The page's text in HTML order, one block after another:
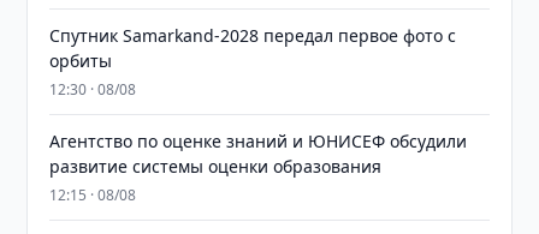
Спутник Samarkand-2028 передал первое фото с
орбиты
12:30 · 08/08
Агентство по оценке знаний и ЮНИСЕФ обсудили
развитие системы оценки образования
12:15 · 08/08